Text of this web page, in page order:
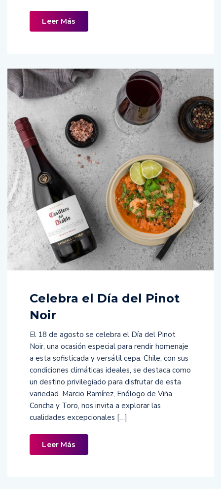
Leer Más
Celebra el Día del Pinot
Noir
El 18 de agosto se celebra el Día del Pinot
Noir, una ocasión especial para rendir homenaje
a esta sofisticada y versátil cepa. Chile, con sus
condiciones climáticas ideales, se destaca como
un destino privilegiado para disfrutar de esta
variedad. Marcio Ramírez, Enólogo de Viña
Concha y Toro, nos invita a explorar las
cualidades excepcionales […]
Leer Más